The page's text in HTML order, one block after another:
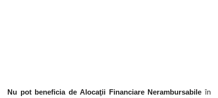
Nu pot beneficia de Alocaţii Financiare Nerambursabile în